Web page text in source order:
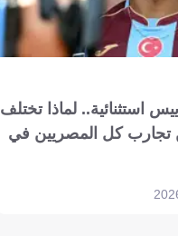
استثنائية.. لماذا تختلف
كل المصريين في